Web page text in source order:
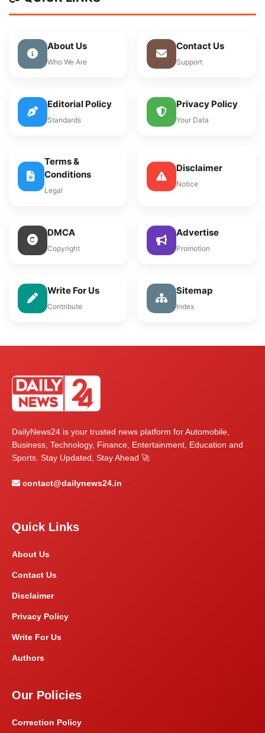
About Us
Who We Are
Contact Us
Support
Editorial Policy
Standards
Privacy Policy
Your Data
Terms &
Conditions
Legal
Disclaimer
Notice
DMCA
Copyright
Advertise
Promotion
Write For Us
Contribute
Sitemap
Index
DailyNews24 is your trusted news platform for Automobile,
Business, Technology, Finance, Entertainment, Education and
Sports. Stay Updated, Stay Ahead 🚀
contact@dailynews24.in
Quick Links
About Us
Contact Us
Disclaimer
Privacy Policy
Write For Us
Authors
Our Policies
Correction Policy